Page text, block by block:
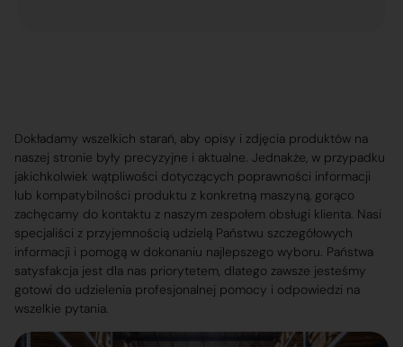
Dokładamy wszelkich starań, aby opisy i zdjęcia produktów na
naszej stronie były precyzyjne i aktualne. Jednakże, w przypadku
jakichkolwiek wątpliwości dotyczących poprawności informacji
lub kompatybilności produktu z konkretną maszyną, gorąco
zachęcamy do kontaktu z naszym zespołem obsługi klienta. Nasi
specjaliści z przyjemnością udzielą Państwu szczegółowych
informacji i pomogą w dokonaniu najlepszego wyboru. Państwa
satysfakcja jest dla nas priorytetem, dlatego zawsze jesteśmy
gotowi do udzielenia profesjonalnej pomocy i odpowiedzi na
wszelkie pytania.